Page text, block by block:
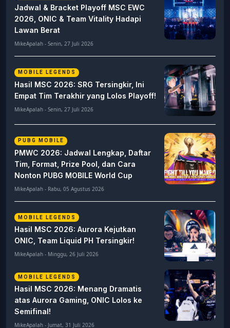
Jadwal & Bracket Playoff MSC EWC
2026, ONIC & Team Vitality Hadapi
Lawan Berat
MikeApalah - Senin, 27 Juli 2026
MOBILE LEGENDS
Hasil MSC 2026: SRG Tersingkir, Ini
Empat Tim Terakhir yang Lolos Playoff!
MikeApalah - Senin, 27 Juli 2026
PUBG MOBILE
PMWC 2026: Jadwal Lengkap, Daftar
Tim, Format, Prize Pool, dan Cara
Nonton PUBG MOBILE World Cup
MikeApalah - Rabu, 05 Agustus 2026
MOBILE LEGENDS
Hasil MSC 2026: Aurora Kejutkan
ONIC, Team Liquid PH Tersingkir!
MikeApalah - Minggu, 26 Juli 2026
MOBILE LEGENDS
Hasil MSC 2026: Menang Dramatis
atas Aurora Gaming, ONIC Lolos ke
Semifinal!
MikeApalah - Jumat, 31 Juli 2026